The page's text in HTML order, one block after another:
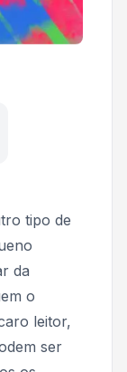
tipo de
da
o
leitor,
ser